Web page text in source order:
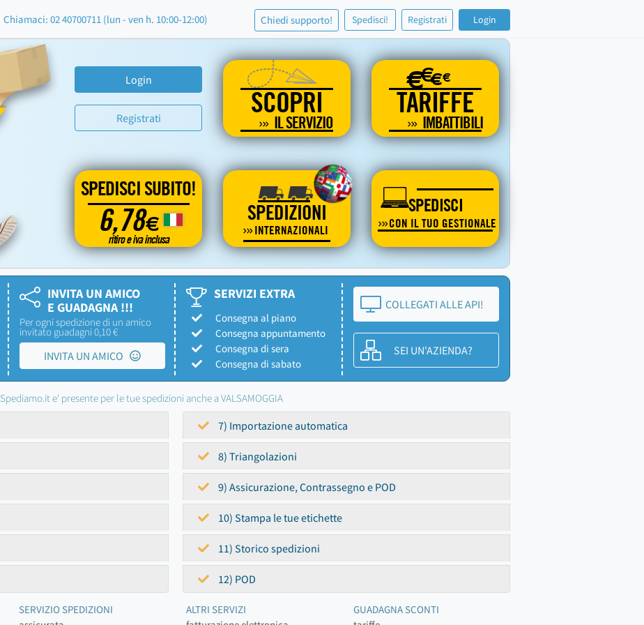
Chiamaci: 02 40700711 (lun - ven h. 10:00-12:00) Chiedi supporto! Spedisci! Registrati Login
Login
Registrati SCOPRI
IL SERVIZIO
€€€€
TARIFFE
IMBATTIBILI
SPEDISCI SUBITO!
6,78€
ritiro e iva inclusa
SPEDIZIONI
INTERNAZIONALI
SPEDISCI
CON IL TUO GESTIONALE
INVITA UN AMICO
E GUADAGNA !!!
Per ogni spedizione di un amico
invitato guadagni 0,10 €
INVITA UN AMICO
SERVIZI EXTRA
Consegna al piano
Consegna appuntamento
Consegna di sera
Consegna di sabato
COLLEGATI ALLE API!
SEI UN'AZIENDA?
Spediamo.it e' presente per le tue spedizioni anche a VALSAMOGGIA
7) Importazione automatica
8) Triangolazioni
9) Assicurazione, Contrassegno e POD
10) Stampa le tue etichette
11) Storico spedizioni
12) POD
SERVIZIO SPEDIZIONI
ALTRI SERVIZI
GUADAGNA SCONTI